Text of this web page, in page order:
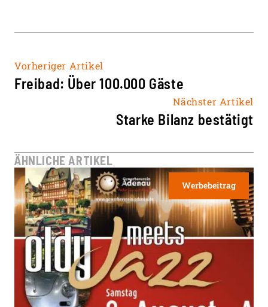
Vorheriger Artikel
Freibad: Über 100.000 Gäste
Nächster Artikel
Starke Bilanz bestätigt
ÄHNLICHE ARTIKEL
Werbebeitrag